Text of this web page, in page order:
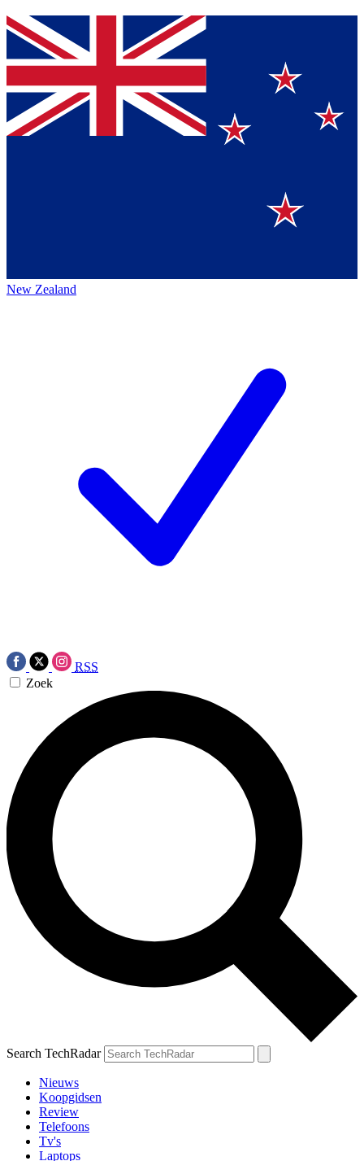
New Zealand
RSS
Zoek
Search TechRadar
Nieuws
Koopgidsen
Review
Telefoons
Tv's
Laptops